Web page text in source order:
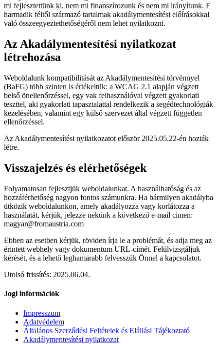
mi fejlesztettünk ki, nem mi finanszírozunk és nem mi irányítunk. E
harmadik féltől származó tartalmak akadálymentesítési előírásokkal
való összeegyeztethetőségéről nem lehet nyilatkozni.
Az Akadálymentesítési nyilatkozat
létrehozása
Weboldalunk kompatibilitását az Akadálymentesítési törvénnyel
(BaFG) több szinten is értékeltük: a WCAG 2.1 alapján végzett
belső önellenőrzéssel, egy vak felhasználóval végzett gyakorlati
teszttel, aki gyakorlati tapasztalattal rendelkezik a segédtechnológiák
kezelésében, valamint egy külső szervezet által végzett független
ellenőrzéssel.
Az Akadálymentesítési nyilatkozatot először 2025.05.22-én hozták
létre.
Visszajelzés és elérhetőségek
Folyamatosan fejlesztjük weboldalunkat. A használhatóság és az
hozzáférhetőség nagyon fontos számunkra. Ha bármilyen akadályba
ütközik weboldalunkon, amely akadályozza vagy korlátozza a
használatát, kérjük, jelezze nekünk a következő e-mail címen:
magyar@fromaustria.com
Ebben az esetben kérjük, röviden írja le a problémát, és adja meg az
érintett webhely vagy dokumentum URL-címét. Felülvizsgáljuk
kérését, és a lehető leghamarabb felvesszük Önnel a kapcsolatot.
Utolsó frissítés: 2025.06.04.
Jogi információk
Impresszum
Adatvédelem
Általános Szerződési Feltételek és Elállási Tájékoztató
Akadálymentesítési nyilatkozat